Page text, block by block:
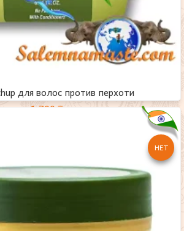
для волос против перхоти
1,700₸
НЕТ